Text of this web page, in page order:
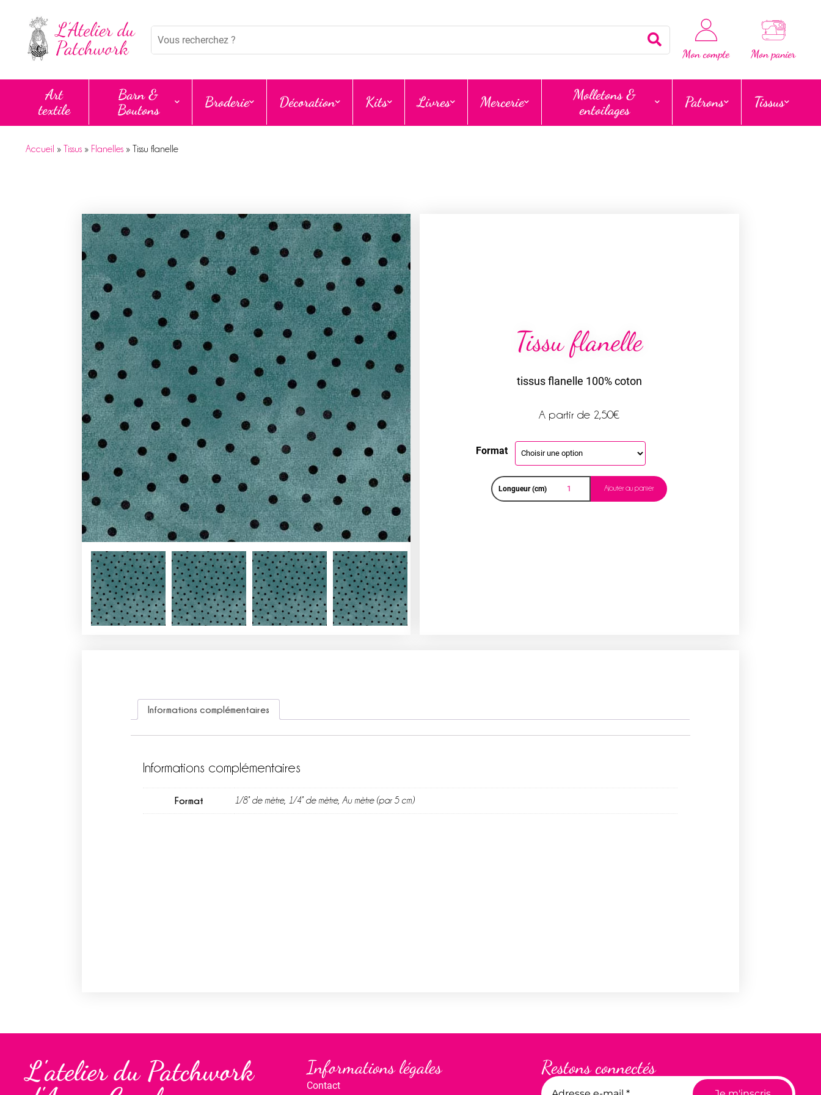
Mots
Rechercher
Mon compte Mon panier
Art
textile
Barn &
Boutons
Broderie Décoration Kits Livres Mercerie
Molletons &
entoilages
Patrons Tissus
Accueil » Tissus » Flanelles » Tissu flanelle
Tissu flanelle
tissus flanelle 100% coton
A partir de 2,50€
Format
Longueur (cm) Ajouter au panier
Informations complémentaires
Informations complémentaires
Format 1/8° de mètre, 1/4° de mètre, Au mètre (par 5 cm)
L'atelier du Patchwork
Informations légales
Contact
Restons connectés